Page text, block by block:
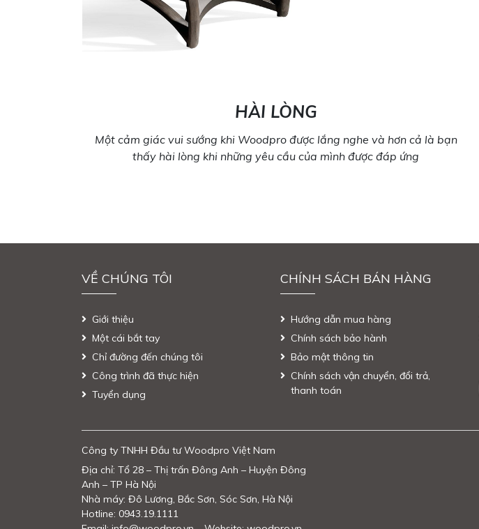
HÀI LÒNG
Một cảm giác vui sướng khi Woodpro được lắng nghe và hơn cả là bạn
thấy hài lòng khi những yêu cầu của mình được đáp ứng
VỀ CHÚNG TÔI
Giới thiệu
Một cái bắt tay
Chỉ đường đến chúng tôi
Công trình đã thực hiện
Tuyển dụng
CHÍNH SÁCH BÁN HÀNG
Hướng dẫn mua hàng
Chính sách bảo hành
Bảo mật thông tin
Chính sách vận chuyển, đổi trả,
thanh toán
Công ty TNHH Đầu tư Woodpro Việt Nam
Địa chỉ: Tổ 28 – Thị trấn Đông Anh – Huyện Đông
Anh – TP Hà Nội
Nhà máy: Đô Lương, Bắc Sơn, Sóc Sơn, Hà Nội
Hotline: 0943.19.1111